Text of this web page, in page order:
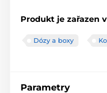
Produkt je zařazen
Dózy a boxy
Parametry